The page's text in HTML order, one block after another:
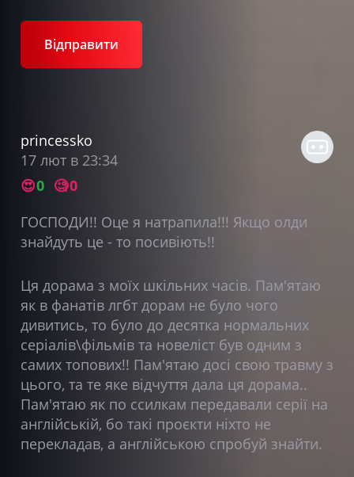
Відправити
princessko
17 лют в 23:34
😍0 🧐0
ГОСПОДИ!! Оце я натрапила!!! Якщо олди
знайдуть це - то посивіють!!
Ця дорама з моїх шкільних часів. Пам'ятаю
як в фанатів лгбт дорам не було чого
дивитись, то було до десятка нормальних
серіалів\фільмів та новеліст був одним з
самих топових!! Пам'ятаю досі свою травму з
цього, та те яке відчуття дала ця дорама..
Пам'ятаю як по ссилкам передавали серії на
англійській, бо такі проєкти ніхто не
перекладав, а англійською спробуй знайти.